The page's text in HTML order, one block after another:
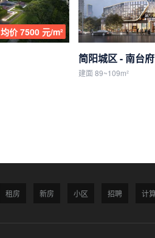
均价 7500 元/m²
简阳城区 - 南台府
建面 89~109m²
租房 新房 小区 招聘 计